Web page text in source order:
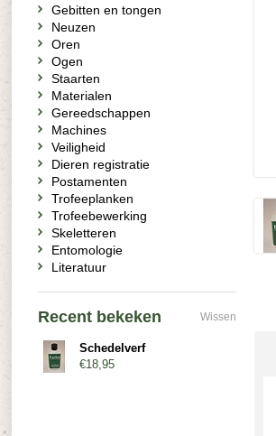
Gebitten en tongen
Neuzen
Oren
Ogen
Staarten
Materialen
Gereedschappen
Machines
Veiligheid
Dieren registratie
Postamenten
Trofeeplanken
Trofeebewerking
Skeletteren
Entomologie
Literatuur
Recent bekeken Wissen
Schedelverf
€18,95